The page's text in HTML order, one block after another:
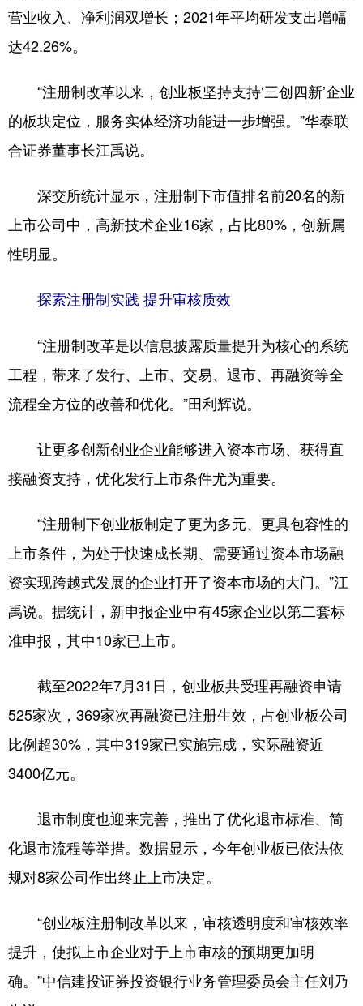
营业收入、净利润双增长；2021年平均研发支出增幅
达42.26%。
“注册制改革以来，创业板坚持支持‘三创四新’企业
的板块定位，服务实体经济功能进一步增强。”华泰联
合证券董事长江禹说。
深交所统计显示，注册制下市值排名前20名的新
上市公司中，高新技术企业16家，占比80%，创新属
性明显。
探索注册制实践 提升审核质效
“注册制改革是以信息披露质量提升为核心的系统
工程，带来了发行、上市、交易、退市、再融资等全
流程全方位的改善和优化。”田利辉说。
让更多创新创业企业能够进入资本市场、获得直
接融资支持，优化发行上市条件尤为重要。
“注册制下创业板制定了更为多元、更具包容性的
上市条件，为处于快速成长期、需要通过资本市场融
资实现跨越式发展的企业打开了资本市场的大门。”江
禹说。据统计，新申报企业中有45家企业以第二套标
准申报，其中10家已上市。
截至2022年7月31日，创业板共受理再融资申请
525家次，369家次再融资已注册生效，占创业板公司
比例超30%，其中319家已实施完成，实际融资近
3400亿元。
退市制度也迎来完善，推出了优化退市标准、简
化退市流程等举措。数据显示，今年创业板已依法依
规对8家公司作出终止上市决定。
“创业板注册制改革以来，审核透明度和审核效率
提升，使拟上市企业对于上市审核的预期更加明
确。”中信建投证券投资银行业务管理委员会主任刘乃